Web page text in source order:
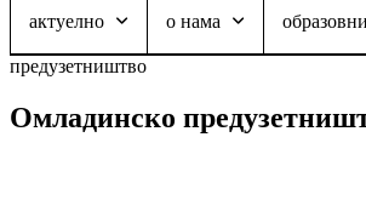
актуелно о нама
предузетништво
Омладинско